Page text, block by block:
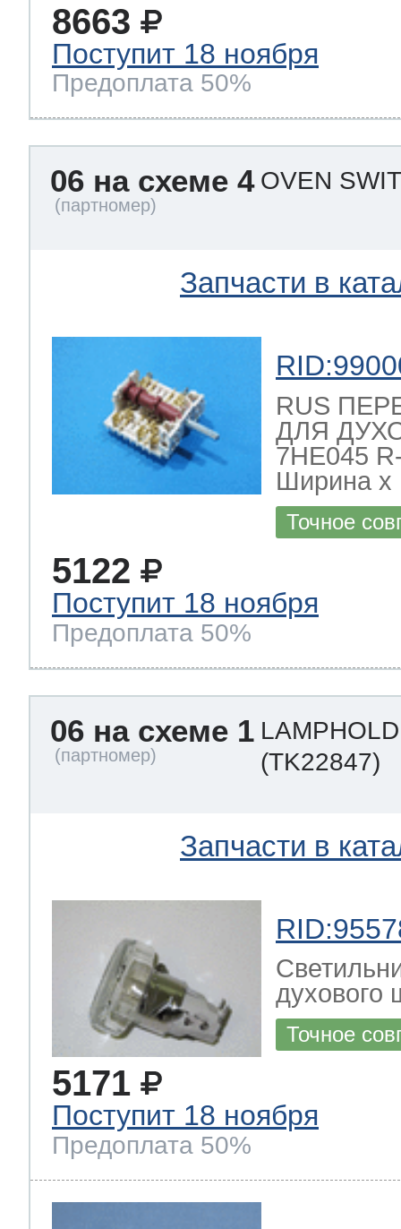
8663
Поступит 18 ноября
Предоплата 50%
06 на схеме 4 OVEN
Запчасти в
RUS
ДЛЯ
7HE045
Ширина х
Точное
5122
Поступит 18 ноября
Предоплата 50%
06 на схеме 1
(TK22847)
Запчасти в
духового
Точное
5171
Поступит 18 ноября
Предоплата 50%